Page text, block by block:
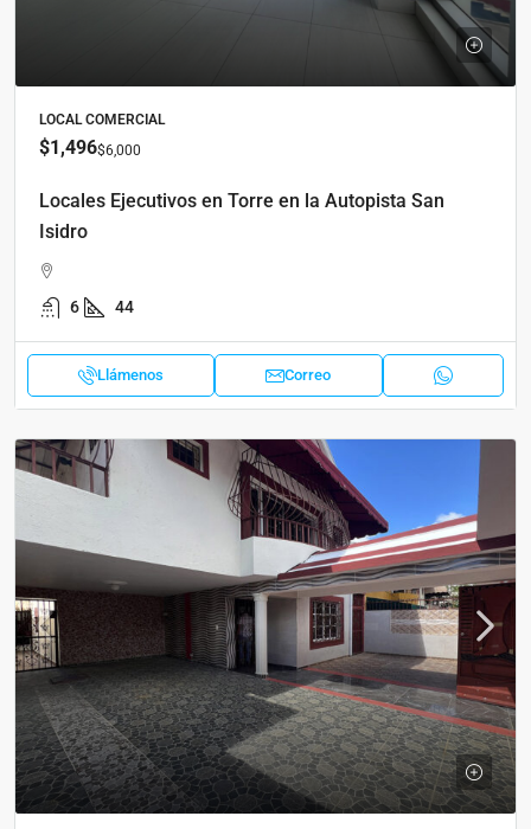
LOCAL COMERCIAL
$1,496$6,000
Locales Ejecutivos en Torre en la Autopista San
Isidro
6 44
Llámenos Correo